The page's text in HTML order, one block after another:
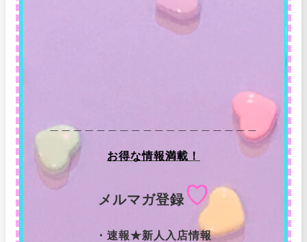
＿＿＿＿＿＿＿＿＿＿＿＿＿＿＿＿＿＿
お得な情報満載！
メルマガ登録♡
・速報★新人入店情報